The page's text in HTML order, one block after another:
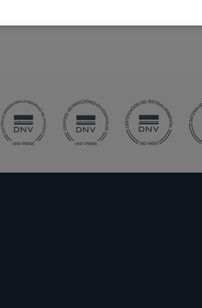
pacientes con lesiones óseas o